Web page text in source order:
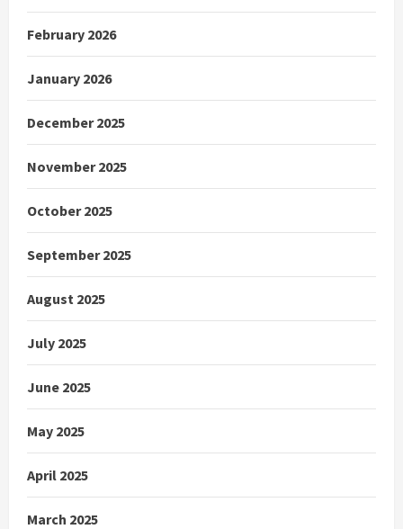
February 2026
January 2026
December 2025
November 2025
October 2025
September 2025
August 2025
July 2025
June 2025
May 2025
April 2025
March 2025